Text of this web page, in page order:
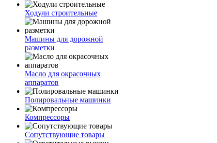
Ходули строительные
Машины для дорожной
разметки
Масло для окрасочных
аппаратов
Полировальные машинки
Компрессоры
Сопутствующие товары